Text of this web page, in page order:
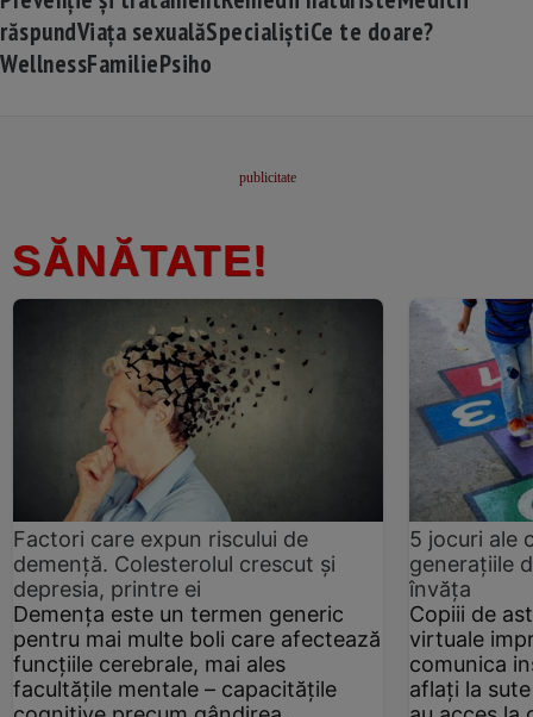
răspundViața sexualăSpecialiștiCe te doare?
WellnessFamiliePsiho
SĂNĂTATE!
Factori care expun riscului de
demență. Colesterolul crescut şi
depresia, printre ei
Demența este un termen generic
pentru mai multe boli care afectează
funcțiile cerebrale, mai ales
facultățile mentale – capacitățile
5 jocuri ale
generațiile
învăța
Copiii de
virtuale
comunica
aflați la